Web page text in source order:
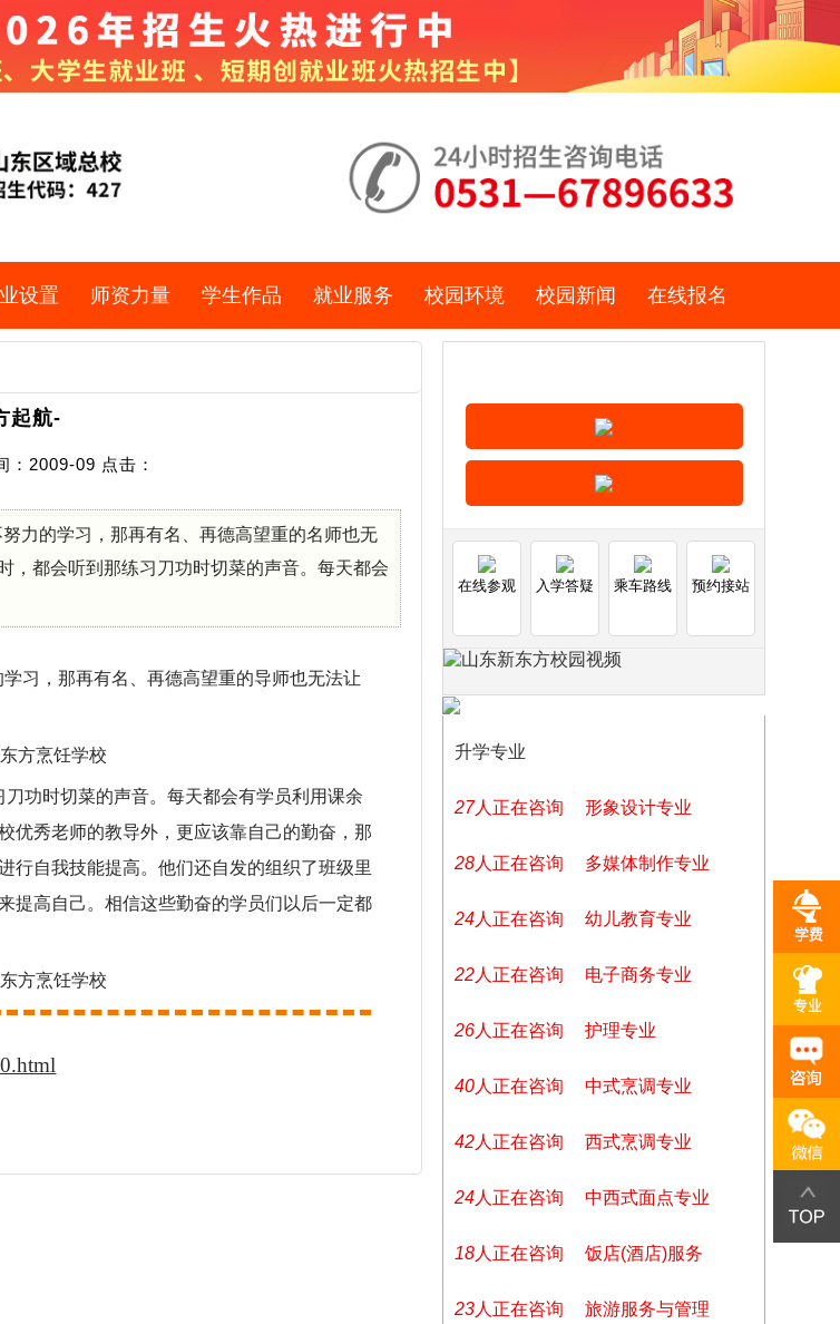
设置 师资力量 学生作品 就业服务 校园环境 校园新闻 在线报名
起航-
2009-09 点击：
力的学习，那再有名、再德高望重的名师也无
，都会听到那练习刀功时切菜的声音。每天都会
习，那再有名、再德高望重的导师也无法让
功时切菜的声音。每天都会有学员利用课余
优秀老师的教导外，更应该靠自己的勤奋，那
行自我技能提高。他们还自发的组织了班级里
提高自己。相信这些勤奋的学员们以后一定都
在线参观 入学答疑 乘车路线 预约接站
升学专业
27人正在咨询 形象设计专业
28人正在咨询 多媒体制作专业
24人正在咨询 幼儿教育专业
22人正在咨询 电子商务专业
26人正在咨询 护理专业
40人正在咨询 中式烹调专业
42人正在咨询 西式烹调专业
24人正在咨询 中西式面点专业
18人正在咨询 饭店(酒店)服务
23人正在咨询 旅游服务与管理